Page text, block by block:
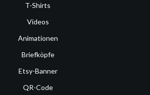
T-Shirts
Videos
Animationen
Briefköpfe
Etsy-Banner
QR-Code